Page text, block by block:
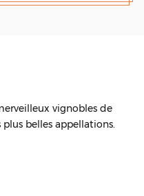
vignobles de
belles appellations.